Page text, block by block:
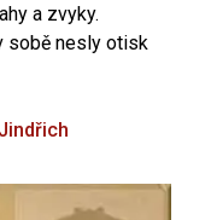
a zvyky.
sobě nesly otisk
Jindřich